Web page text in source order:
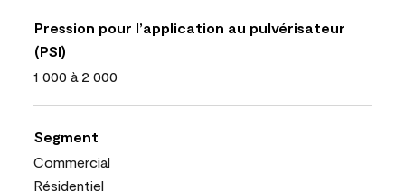
Pression pour l’application au pulvérisateur
(PSI)
1 000 à 2 000
Segment
Commercial
Résidentiel